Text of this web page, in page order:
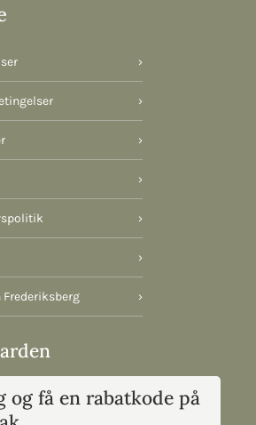
›
›
›
›
›
›
Frederiksberg ›
og få en rabatkode på